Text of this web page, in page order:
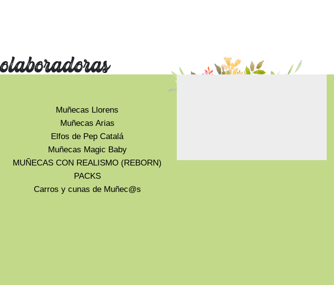
Muñecas Llorens
Muñecas Arias
Elfos de Pep Catalá
Muñecas Magic Baby
MUÑECAS CON REALISMO (REBORN)
PACKS
Carros y cunas de Muñec@s